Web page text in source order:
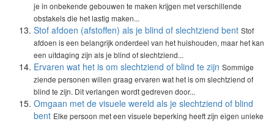
je in onbekende gebouwen te maken krijgen met verschillende
obstakels die het lastig maken...
Stof afdoen (afstoffen) als je blind of slechtziend bent Stof
afdoen is een belangrijk onderdeel van het huishouden, maar het kan
een uitdaging zijn als je blind of slechtziend...
Ervaren wat het is om slechtziend of blind te zijn Sommige
ziende personen willen graag ervaren wat het is om slechtziend of
blind te zijn. Dit verlangen wordt gedreven door...
Omgaan met de visuele wereld als je slechtziend of blind
bent Elke persoon met een visuele beperking heeft zijn eigen unieke